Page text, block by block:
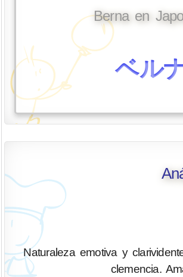
Berna en
ベル
Naturaleza emotiva y
clemencia.